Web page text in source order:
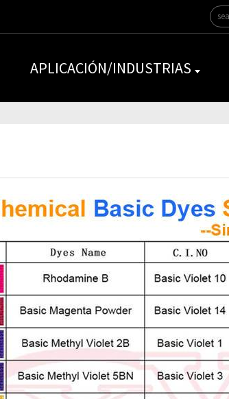
APLICACIÓN/INDUSTRIAS